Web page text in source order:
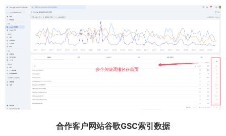
合作客户网站谷歌GSC索引数据